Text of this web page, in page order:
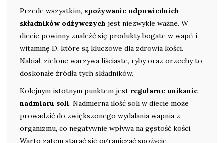
Przede wszystkim, spożywanie odpowiednich
składników odżywczych jest niezwykle ważne. W
diecie powinny znaleźć się produkty bogate w wapń i
witaminę D, które są kluczowe dla zdrowia kości.
Nabiał, zielone warzywa liściaste, ryby oraz orzechy to
doskonałe źródła tych składników.
Kolejnym istotnym punktem jest regularne unikanie
nadmiaru soli. Nadmierna ilość soli w diecie może
prowadzić do zwiększonego wydalania wapnia z
organizmu, co negatywnie wpływa na gęstość kości.
Warto zatem starać się ograniczać spożycie